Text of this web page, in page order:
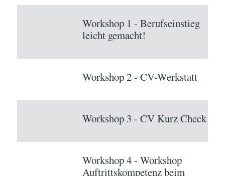
Workshop 1 - Berufseinstieg
leicht gemacht!
Workshop 2 - CV-Werkstatt
Workshop 3 - CV Kurz Check
Workshop 4 - Workshop
Auftrittskompetenz beim